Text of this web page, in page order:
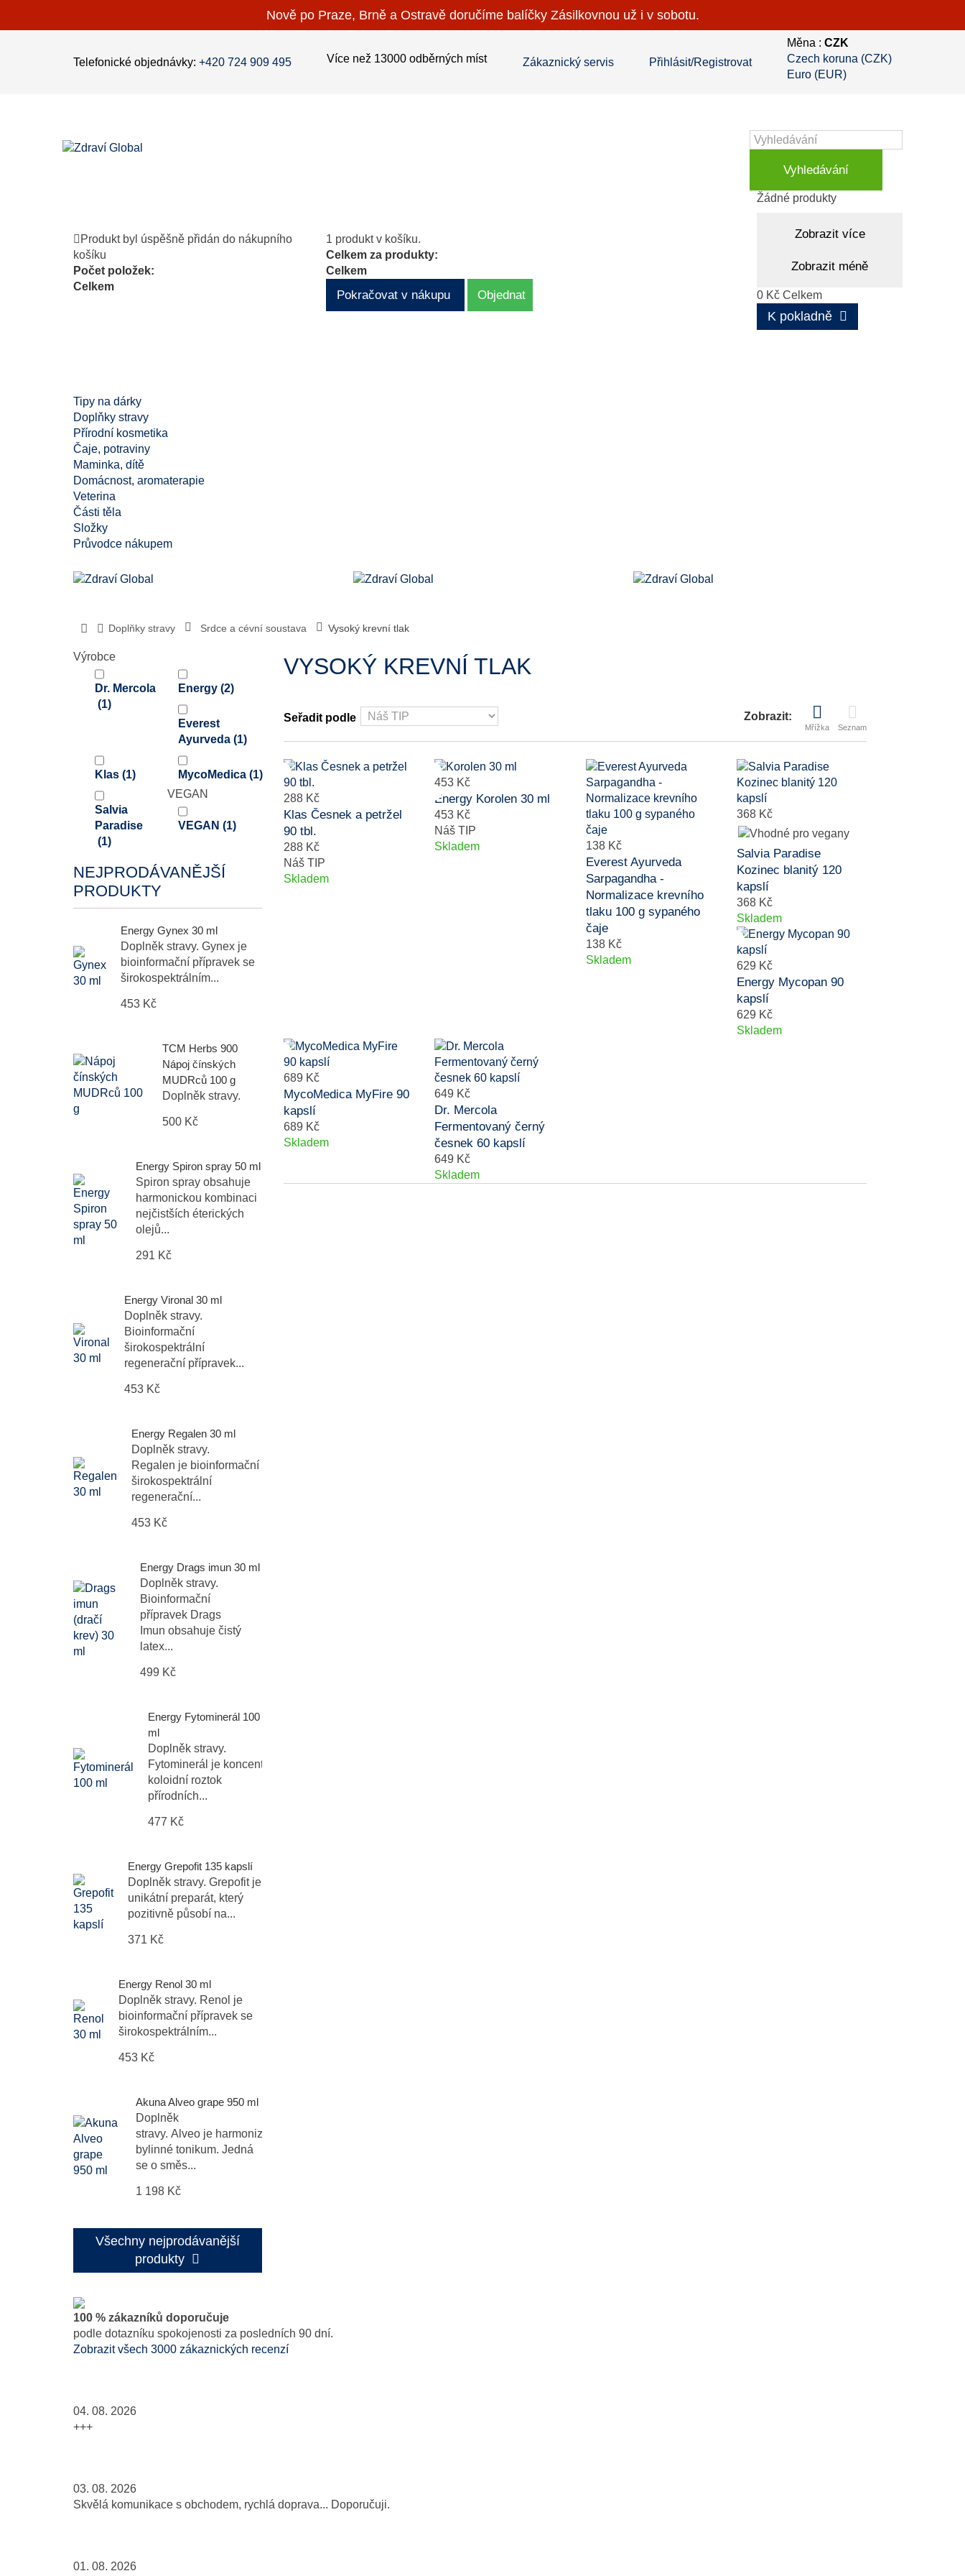
Nově po Praze, Brně a Ostravě doručíme balíčky Zásilkovnou už i v sobotu.
Telefonické objednávky: +420 724 909 495 Více než 13000 odběrných míst Zákaznický servis Přihlásit/Registrovat
Měna : CZK
Czech koruna (CZK)
Euro (EUR)
Vyhledávání
Košík
(prázdný)
Žádné produkty
Zobrazit více
Zobrazit méně
0 Kč Celkem
K pokladně
Produkt byl úspěšně přidán do nákupního
košíku
Počet položek:
Celkem
1 produkt v košíku.
Celkem za produkty:
Celkem
Pokračovat v nákupu Objednat
Tipy na dárky
Doplňky stravy
Přírodní kosmetika
Čaje, potraviny
Maminka, dítě
Domácnost, aromaterapie
Veterina
Části těla
Složky
Průvodce nákupem
Doplňky stravy Srdce a cévní soustava Vysoký krevní tlak
Výrobce
Dr. Mercola
(1)
Energy(2)
Everest
Ayurveda(1)
Klas (1) MycoMedica(1)
Salvia
Paradise
(1)
VEGAN
VEGAN(1)
NEJPRODÁVANĚJŠÍ
PRODUKTY
Energy Gynex 30 ml
Doplněk stravy. Gynex je
bioinformační přípravek se
širokospektrálním...
453 Kč
TCM Herbs 900
Nápoj čínských
MUDRců 100 g
Doplněk stravy.
500 Kč
Energy Spiron spray 50 ml
Spiron spray obsahuje
harmonickou kombinaci
nejčistších éterických
olejů...
291 Kč
Energy Vironal 30 ml
Doplněk stravy.
Bioinformační
širokospektrální
regenerační přípravek...
453 Kč
Energy Regalen 30 ml
Doplněk stravy.
Regalen je bioinformační
širokospektrální
regenerační...
453 Kč
Energy Drags imun 30 ml
Doplněk stravy.
Bioinformační
přípravek Drags
Imun obsahuje čistý
latex...
499 Kč
Energy Fytominerál 100
ml
Doplněk stravy.
Fytominerál je koncentrovaný
koloidní roztok
přírodních...
477 Kč
Energy Grepofit 135 kapslí
Doplněk stravy. Grepofit je
unikátní preparát, který
pozitivně působí na...
371 Kč
Energy Renol 30 ml
Doplněk stravy. Renol je
bioinformační přípravek se
širokospektrálním...
453 Kč
Akuna Alveo grape 950 ml
Doplněk
stravy. Alveo je harmonizační
bylinné tonikum. Jedná
se o směs...
1 198 Kč
Všechny nejprodávanější
produkty
VYSOKÝ KREVNÍ TLAK
Zobrazit:
Mřížka Seznam
Seřadit podle
288 Kč
Klas Česnek a petržel
90 tbl.
288 Kč
Náš TIP
Skladem
453 Kč
Energy Korolen 30 ml
453 Kč
Náš TIP
Skladem
138 Kč
Everest Ayurveda
Sarpagandha -
Normalizace krevního
tlaku 100 g sypaného
čaje
138 Kč
Skladem
368 Kč
Salvia Paradise
Kozinec blanitý 120
kapslí
368 Kč
Skladem
629 Kč
Energy Mycopan 90
kapslí
629 Kč
Skladem
689 Kč
MycoMedica MyFire 90
kapslí
689 Kč
Skladem
649 Kč
Dr. Mercola
Fermentovaný černý
česnek 60 kapslí
649 Kč
Skladem
100 % zákazníků doporučuje
podle dotazníku spokojenosti za posledních 90 dní.
Zobrazit všech 3000 zákaznických recenzí
04. 08. 2026
+++
03. 08. 2026
Skvělá komunikace s obchodem, rychlá doprava... Doporučuji.
01. 08. 2026